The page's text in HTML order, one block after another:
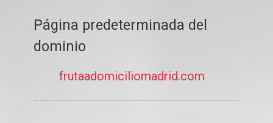
Página predeterminada del
dominio
frutaadomiciliomadrid.com